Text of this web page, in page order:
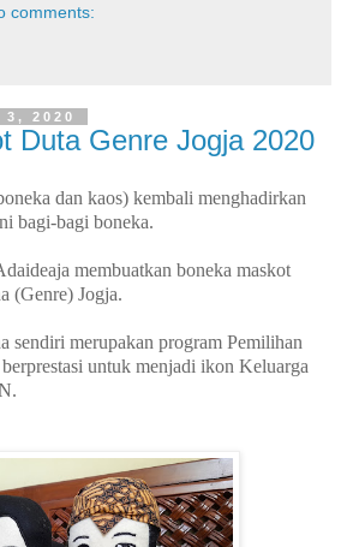
comments:
3, 2020
Duta Genre Jogja 2020
dan kaos) kembali menghadirkan
bagi-bagi boneka.
membuatkan boneka maskot
(Genre) Jogja.
sendiri merupakan program Pemilihan
untuk menjadi ikon Keluarga